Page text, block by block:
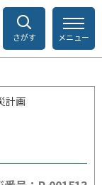
さがす メニュー
計画